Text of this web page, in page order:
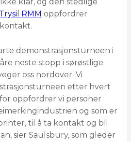
klar, og den stedlige
Trysil RMM oppfordrer
demonstrasjonsturneen i
neste stopp i sørøstlige
oss nordover. Vi
etter hvert
oppfordrer vi personer
og som er
til å ta kontakt og bli
sier Saulsbury, som gleder